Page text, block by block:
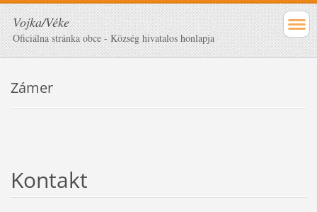
Vojka/Véke
Oficiálna stránka obce - Község hivatalos honlapja
Zámer
Kontakt